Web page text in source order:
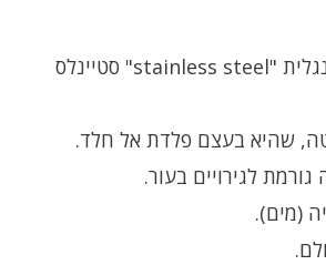
– באנגלית "stainless steel" סטיינלס
שהיא בעצם פלדת אל חלד.
גורמת לגירויים בעור.
(מים).